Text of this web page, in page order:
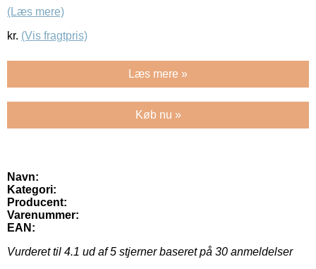
(Læs mere)
kr. (Vis fragtpris)
Læs mere »
Køb nu »
Navn:
Kategori:
Producent:
Varenummer:
EAN:
Vurderet til 4.1 ud af 5 stjerner baseret på 30 anmeldelser